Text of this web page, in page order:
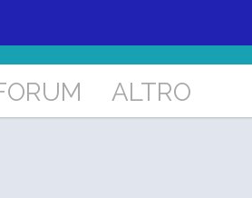
ALTRO